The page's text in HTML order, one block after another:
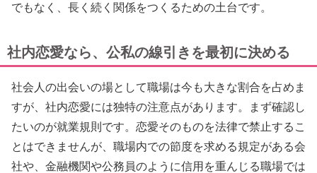
でもなく、長く続く関係をつくるための土台です。
社内恋愛なら、公私の線引きを最初に決める
社会人の出会いの場として職場は今も大きな割合を占めま
すが、社内恋愛には独特の注意点があります。まず確認し
たいのが就業規則です。恋愛そのものを法律で禁止するこ
とはできませんが、職場内での節度を求める規定がある会
社や、金融機関や公務員のように信用を重んじる職場では